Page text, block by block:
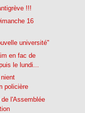
!!!
16
université"
en fac de
le lundi...
policière
l'Assemblée